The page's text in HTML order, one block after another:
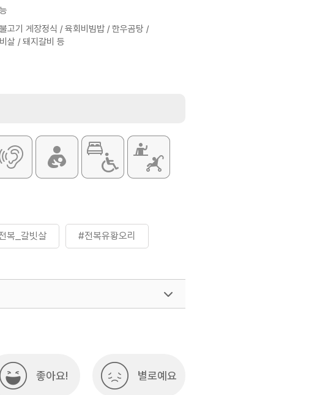
고기 게장정식 / 육회비빔밥 / 한우곰탕 /
살 / 돼지갈비 등
복_갈빗살 #전복유황오리
좋아요! 별로예요